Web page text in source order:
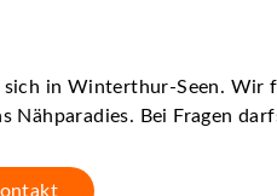
in Winterthur-Seen. Wir
Nähparadies. Bei Fragen